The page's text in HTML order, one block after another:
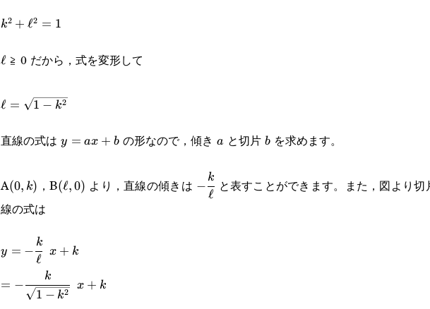
k^2+\ell^2=1
k2 + ℓ2 = 1
\ell
ℓ ≧ 0 だから，式を変形して
\ell=\sqrt{1-
ℓ = 1 − k2
直線の式は y=ax+b
y = ax + b の形なので，傾きa
a と切片b
b を求めます。
A(0,k)
(0, k) ，B (\ell,0)
(ℓ,0) より，直線の傾きは
\cfrac{k}
−
ℓ
k と表すことができます。また，図より
線の式は
y=-\cfrac{k}
{\ell}\space x+k
y = −
ℓ
k
x + k
=-\cfrac{k}
{\sqrt{1-
= −
1 − k2
k
x + k